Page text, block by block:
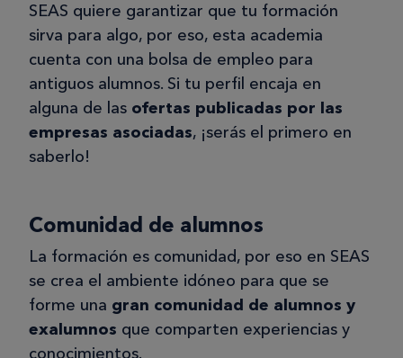
SEAS quiere garantizar que tu formación
sirva para algo, por eso, esta academia
cuenta con una bolsa de empleo para
antiguos alumnos. Si tu perfil encaja en
alguna de las ofertas publicadas por las
empresas asociadas, ¡serás el primero en
saberlo!
Comunidad de alumnos
La formación es comunidad, por eso en SEAS
se crea el ambiente idóneo para que se
forme una gran comunidad de alumnos y
exalumnos que comparten experiencias y
conocimientos.